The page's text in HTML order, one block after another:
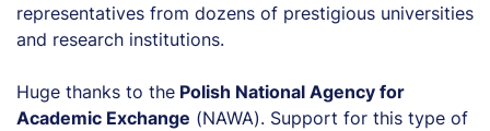
representatives from dozens of prestigious universities
and research institutions.
Huge thanks to the Polish National Agency for
Academic Exchange (NAWA). Support for this type of